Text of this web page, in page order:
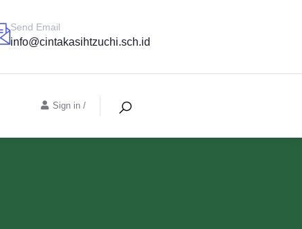
Send Email
info@cintakasihtzuchi.sch.id
Sign in /